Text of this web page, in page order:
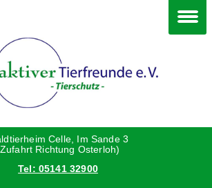
Celle, Im Sande 3
Richtung Osterloh)
Tel: 05141 32900